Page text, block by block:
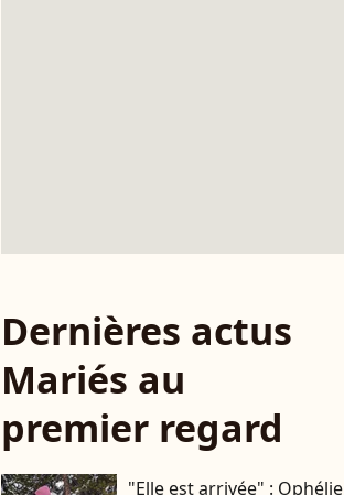
Dernières actus
Mariés au
premier regard
"Elle est arrivée" : Ophélie